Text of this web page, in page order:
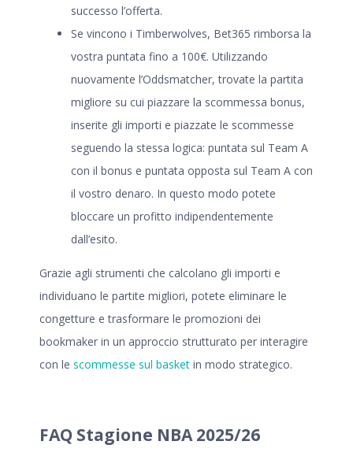
successo l’offerta.
Se vincono i Timberwolves, Bet365 rimborsa la
vostra puntata fino a 100€. Utilizzando
nuovamente l’Oddsmatcher, trovate la partita
migliore su cui piazzare la scommessa bonus,
inserite gli importi e piazzate le scommesse
seguendo la stessa logica: puntata sul Team A
con il bonus e puntata opposta sul Team A con
il vostro denaro. In questo modo potete
bloccare un profitto indipendentemente
dall’esito.
Grazie agli strumenti che calcolano gli importi e
individuano le partite migliori, potete eliminare le
congetture e trasformare le promozioni dei
bookmaker in un approccio strutturato per interagire
con le scommesse sul basket in modo strategico.
FAQ Stagione NBA 2025/26